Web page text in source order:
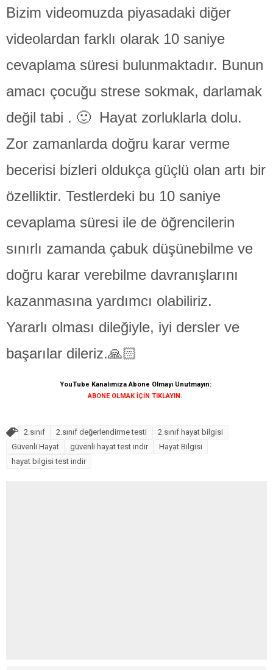
Bizim videomuzda piyasadaki diğer
videolardan farklı olarak 10 saniye
cevaplama süresi bulunmaktadır. Bunun
amacı çocuğu strese sokmak, darlamak
değil tabi . 🙂 Hayat zorluklarla dolu.
Zor zamanlarda doğru karar verme
becerisi bizleri oldukça güçlü olan artı bir
özelliktir. Testlerdeki bu 10 saniye
cevaplama süresi ile de öğrencilerin
sınırlı zamanda çabuk düşünebilme ve
doğru karar verebilme davranışlarını
kazanmasına yardımcı olabiliriz.
Yararlı olması dileğiyle, iyi dersler ve
başarılar dileriz.🙏🏻
YouTube Kanalımıza Abone Olmayı Unutmayın:
ABONE OLMAK İÇİN TIKLAYIN.
2.sınıf 2.sınıf değerlendirme testi
2.sınıf hayat bilgisi
Güvenli Hayat
güvenli hayat test indir
Hayat Bilgisi
hayat bilgisi test indir